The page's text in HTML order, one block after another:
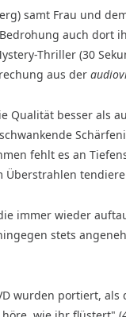
samt Frau und
auch dort
Thriller (30
aus der
Qualität besser als
fehlt es an
Überstrahlen
immer wieder
stets
wurden portiert, als